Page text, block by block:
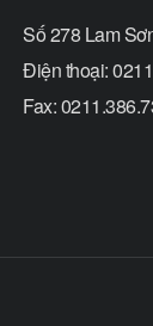
Số 278 Lam
Điện thoại:
Fax: